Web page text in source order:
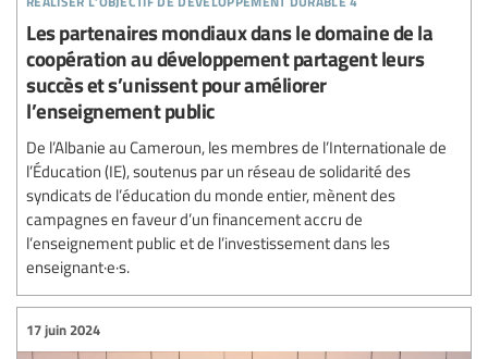
Les partenaires mondiaux dans le domaine de la
coopération au développement partagent leurs
succès et s’unissent pour améliorer
l’enseignement public
De l’Albanie au Cameroun, les membres de l’Internationale de
l’Éducation (IE), soutenus par un réseau de solidarité des
syndicats de l’éducation du monde entier, mènent des
campagnes en faveur d’un financement accru de
l’enseignement public et de l’investissement dans les
enseignant·e·s.
17 juin 2024